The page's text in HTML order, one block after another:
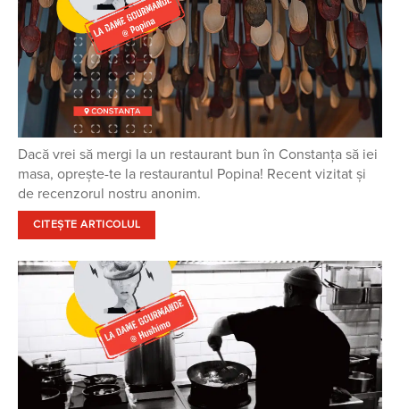
Dacă vrei să mergi la un restaurant bun în Constanța să iei
masa, oprește-te la restaurantul Popina! Recent vizitat și
de recenzorul nostru anonim.
CITEȘTE ARTICOLUL